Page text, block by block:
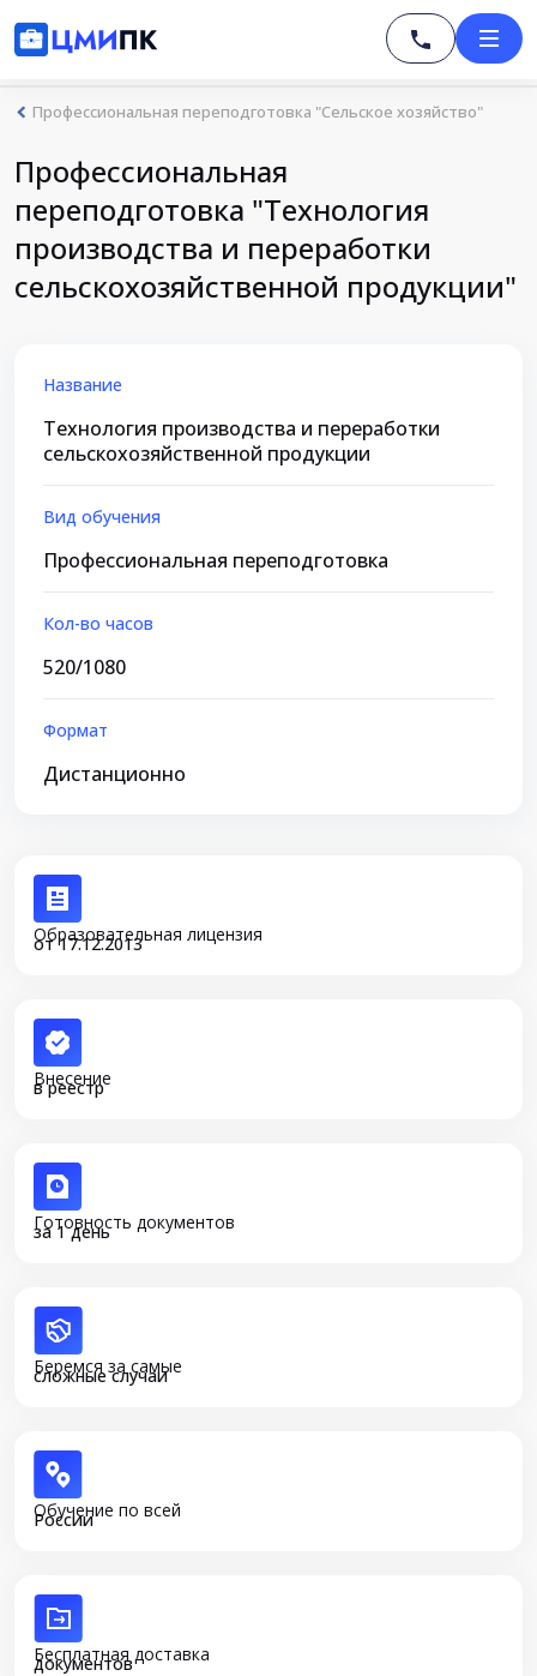
Профессиональная переподготовка "Сельское хозяйство"
Профессиональная
переподготовка "Технология
производства и переработки
сельскохозяйственной продукции"
Название
Технология производства и переработки
сельскохозяйственной продукции
Вид обучения
Профессиональная переподготовка
Кол-во часов
520/1080
Формат
Дистанционно
Образовательная лицензия
от 17.12.2013
Внесение
в реестр
Готовность документов
за 1 день
Беремся за самые
сложные случаи
Обучение по всей
России
Бесплатная доставка
документов